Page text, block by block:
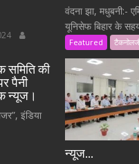
समिति की
पैनी
न्यूज।
इंडिया
वंदना झा, मधुबनी:-
यूनिसेफ बिहार के
Featured
न्यूज…